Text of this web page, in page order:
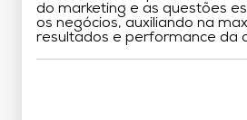
do marketing e as questões
os negócios, auxiliando na
resultados e performance da